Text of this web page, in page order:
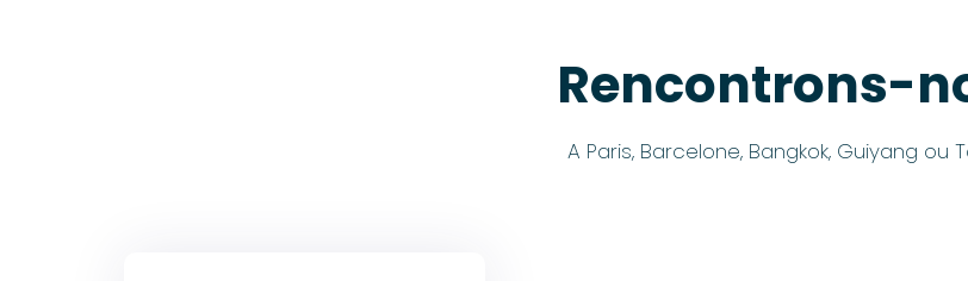
Rencontrons-
A Paris, Barcelone, Bangkok, Guiyang ou